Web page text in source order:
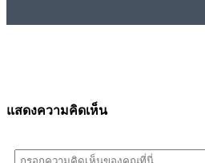
แสดงความคิดเห็น